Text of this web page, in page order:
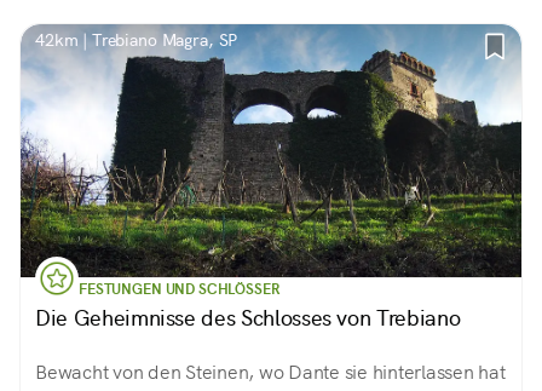
42km | Trebiano Magra, SP
FESTUNGEN UND SCHLÖSSER
Die Geheimnisse des Schlosses von Trebiano
Bewacht von den Steinen, wo Dante sie hinterlassen hat